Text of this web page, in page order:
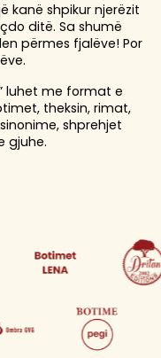
kanë shpikur njerëzit
ditë. Sa shumë
përmes fjalëve! Por
luhet me format e
theksin, rimat,
shprehjet
gjuhe.